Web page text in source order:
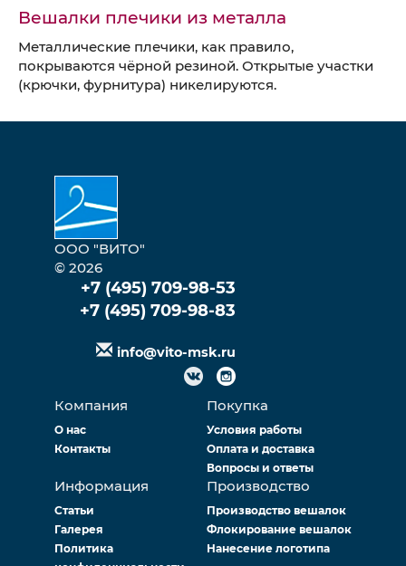
Вешалки плечики из металла
Металлические плечики, как правило,
покрываются чёрной резиной. Открытые участки
(крючки, фурнитура) никелируются.
ООО "ВИТО"
© 2026
Компания
О нас
Контакты
Покупка
Условия работы
Оплата и доставка
Вопросы и ответы
Информация
Статьи
Галерея
Политика
Производство
Производство вешалок
Флокирование вешалок
Нанесение логотипа
+7 (495) 709-98-53
+7 (495) 709-98-83
info@vito-msk.ru